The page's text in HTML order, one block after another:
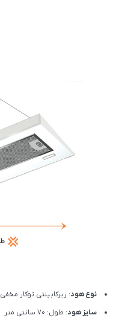
نوع هود: زیرکابینتی توکار مخفی
سایز هود: طول: 70 سانتی متر عرض: 30 سانتی متر